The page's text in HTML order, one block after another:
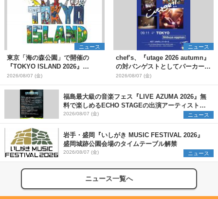
ニュース
東京「海の森公園」で開催の
『TOKYO ISLAND 2026』
BIGMAMA、flumpoolら第3弾出
演者7組を発表 ワークショッ
プ・アート出展者を募集
2026/08/07 (金)
ニュース
chef’s、『utage 2026 autumn』
の対バンゲストとしてパーカーズ
を発表
2026/08/07 (金)
福島最大級の音楽フェス『LIVE AZUMA 2026』無
料で楽しめるECHO STAGEの出演アーティストを
発表
2026/08/07 (金) ニュース
岩手・盛岡『いしがき MUSIC FESTIVAL 2026』
盛岡城跡公園会場のタイムテーブル解禁
2026/08/07 (金) ニュース
ニュース一覧へ